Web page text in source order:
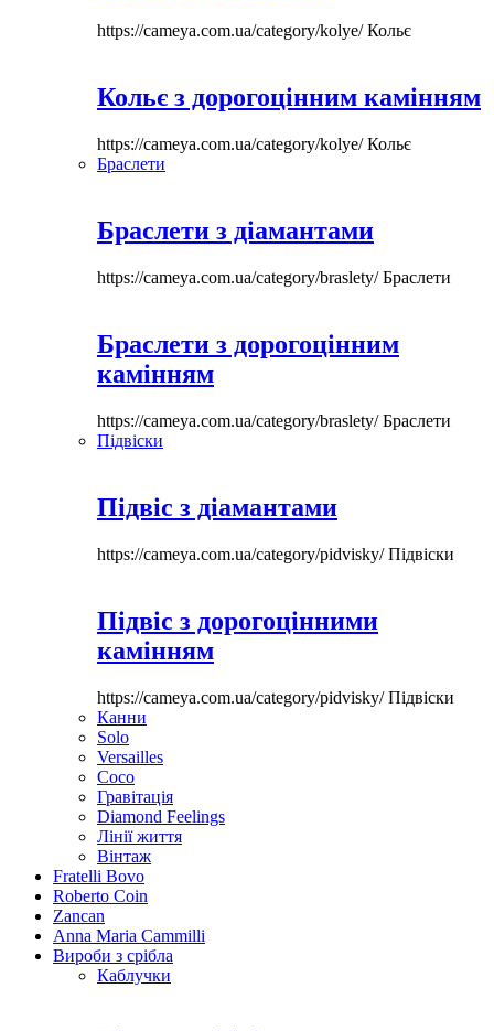
https://cameya.com.ua/category/kolye/Кольє
Кольє з дорогоцінним камінням
https://cameya.com.ua/category/kolye/Кольє
Браслети
Браслети з діамантами
https://cameya.com.ua/category/braslety/Браслети
Браслети з дорогоцінним
камінням
https://cameya.com.ua/category/braslety/Браслети
Підвіски
Підвіс з діамантами
https://cameya.com.ua/category/pidvisky/Підвіски
Підвіс з дорогоцінними
камінням
https://cameya.com.ua/category/pidvisky/Підвіски
Канни
Solo
Versailles
Coco
Гравітація
Diamond Feelings
Лінії життя
Вінтаж
Fratelli Bovo
Roberto Coin
Zancan
Anna Maria Cammilli
Вироби з срібла
Каблучки